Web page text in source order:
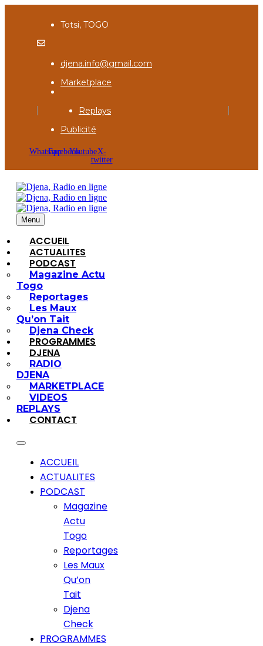
Totsi, TOGO
djena.info@gmail.com
Marketplace
Replays
Publicité
WhatsappFacebookYoutubeX-
twitter
Menu
ACCUEIL
ACTUALITES
PODCAST
Magazine Actu
Togo
Reportages
Les Maux
Qu’on Tait
Djena Check
PROGRAMMES
DJENA
RADIO
DJENA
MARKETPLACE
VIDEOS
REPLAYS
CONTACT
ACCUEIL
ACTUALITES
PODCAST
Magazine
Actu
Togo
Reportages
Les Maux
Qu’on
Tait
Djena
Check
PROGRAMMES